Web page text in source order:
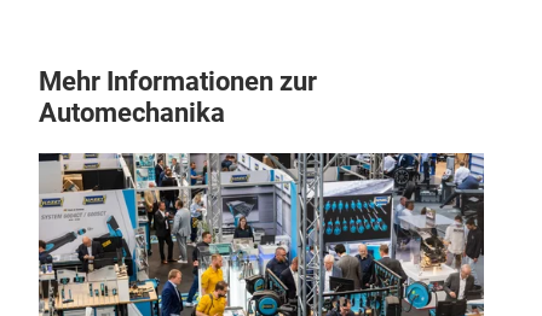
Mehr Informationen zur
Automechanika